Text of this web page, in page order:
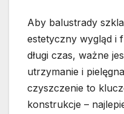
Aby balustrady
estetyczny wygląd i
długi czas, ważne
utrzymanie i
czyszczenie to
konstrukcje –